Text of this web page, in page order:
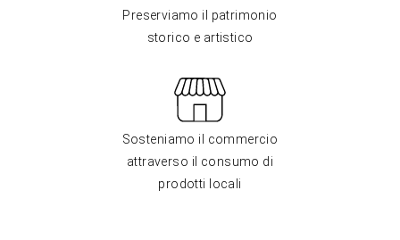
Preserviamo il patrimonio
storico e artistico
Sosteniamo il commercio
attraverso il consumo di
prodotti locali